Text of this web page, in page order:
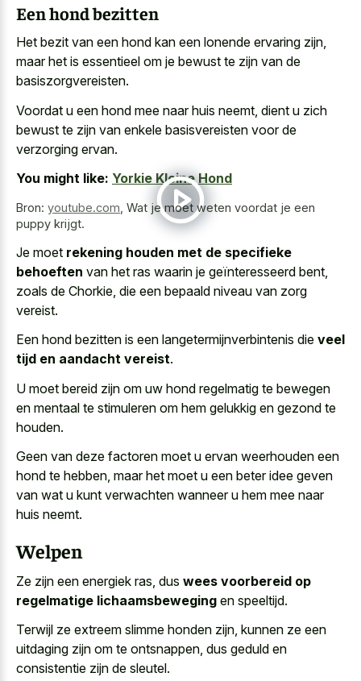
Een hond bezitten
Het bezit van een hond kan een lonende ervaring zijn,
maar het is essentieel om je bewust te zijn van de
basiszorgvereisten.
Voordat u een hond mee naar huis neemt, dient u zich
bewust te zijn van enkele basisvereisten voor de
verzorging ervan.
You might like: Yorkie Kleine Hond
Bron: youtube.com Wat je moet weten voordat je een
puppy krijgt.
Je moet rekening houden met de specifieke
behoeften van het ras waarin je geïnteresseerd bent,
zoals de Chorkie, die een bepaald niveau van zorg
vereist.
Een hond bezitten is een langetermijnverbintenis die veel
tijd en aandacht vereist.
U moet bereid zijn om uw hond regelmatig te bewegen
en mentaal te stimuleren om hem gelukkig en gezond te
houden.
Geen van deze factoren moet u ervan weerhouden een
hond te hebben, maar het moet u een beter idee geven
van wat u kunt verwachten wanneer u hem mee naar
huis neemt.
Welpen
Ze zijn een energiek ras, dus wees voorbereid op
regelmatige lichaamsbeweging en speeltijd.
Terwijl ze extreem slimme honden zijn, kunnen ze een
uitdaging zijn om te ontsnappen, dus geduld en
consistentie zijn de sleutel.